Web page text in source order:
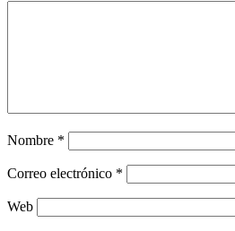
Nombre *
Correo electrónico *
Web